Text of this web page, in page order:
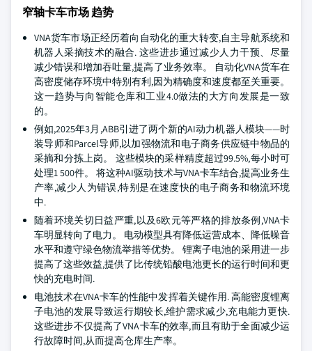
窄轴卡车市场 趋势
VNA货车市场正经历着向自动化的重大转变,自主导航系统和
机器人采摘技术的融合. 这些进步通过减少人力干预、尽量
减少错误和增加吞吐量,提高了业务效率。 自动化VNA货车在
高密度储存环境中特别有利,因为精确度和速度都至关重要。
这一趋势与向智能仓库和工业4.0做法的大方向发展是一致
的。
例如,2025年3月,ABB引进了两个新的AI动力机器人模块——时
装导师和Parcel导师,以加强物流和电子商务供应链中物品的
采摘和分拣上岗。 这些模块的采样精度超过99.5%,每小时可
处理1 500件。 将这种AI驱动技术与VNA卡车结合,提高业务生
产率,减少人为错误,特别是在速度快的电子商务和物流环境
中.
随着环境关切日益严重,以及6欧元等严格的排放条例,VNA卡
车明显转向了电力。 电动模型具有降低运营成本、降低噪音
水平和遵守绿色物流举措等优势。 锂离子电池的采用进一步
提高了这些效益,提供了比传统铅酸电池更长的运行时间和更
快的充电时间.
电池技术在VNA卡车的性能中发挥着关键作用. 高能密度锂离
子电池的发展导致运行期较长,维护需求减少,充电能力更快.
这些进步不仅提高了VNA卡车的效率,而且有助于全面减少运
行故障时间,从而提高仓库生产率。